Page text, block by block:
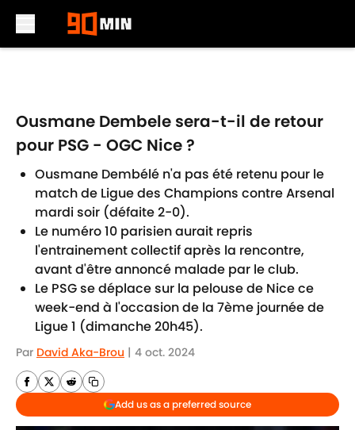
Ousmane Dembele sera-t-il de retour
pour PSG - OGC Nice ?
Ousmane Dembélé n'a pas été retenu pour le
match de Ligue des Champions contre Arsenal
mardi soir (défaite 2-0).
Le numéro 10 parisien aurait repris
l'entrainement collectif après la rencontre,
avant d'être annoncé malade par le club.
Le PSG se déplace sur la pelouse de Nice ce
week-end à l'occasion de la 7ème journée de
Ligue 1 (dimanche 20h45).
Par David Aka-Brou | 4 oct. 2024
Add us as a preferred source